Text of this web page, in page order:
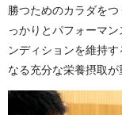
勝つためのカラダを
っかりとパフォーマ
ンディションを維持
なる充分な栄養摂取